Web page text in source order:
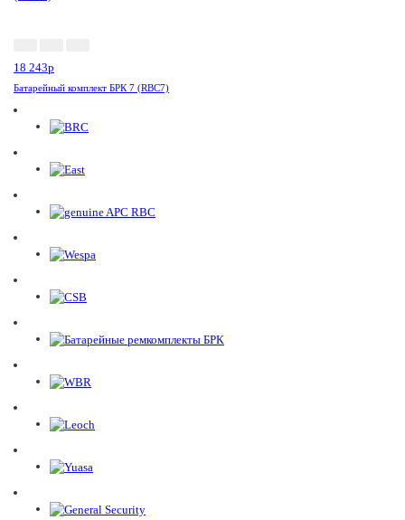
18 243p
Батарейный комплект БРК 7 (RBC7)